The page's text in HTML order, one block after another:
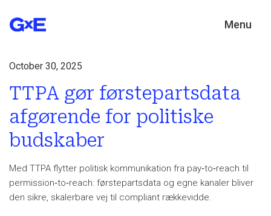
Menu
October 30, 2025
TTPA gør førstepartsdata
afgørende for politiske
budskaber
Med TTPA flytter politisk kommunikation fra pay‑to‑reach til
permission‑to‑reach: førstepartsdata og egne kanaler bliver
den sikre, skalerbare vej til compliant rækkevidde.